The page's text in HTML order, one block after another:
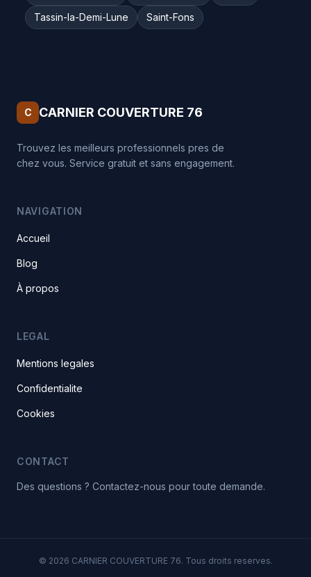
Tassin-la-Demi-Lune
Saint-Fons
C CARNIER COUVERTURE 76
Trouvez les meilleurs professionnels pres de
chez vous. Service gratuit et sans engagement.
NAVIGATION
Accueil
Blog
À propos
LEGAL
Mentions legales
Confidentialite
Cookies
CONTACT
Des questions ? Contactez-nous pour toute demande.
© 2026 CARNIER COUVERTURE 76. Tous droits reserves.